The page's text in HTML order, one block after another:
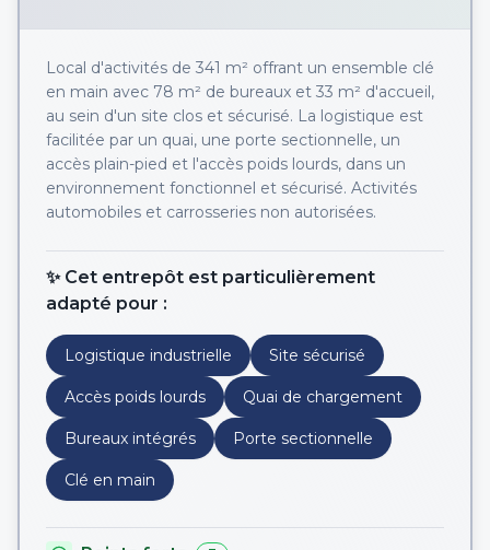
Local d'activités de 341 m² offrant un ensemble clé
en main avec 78 m² de bureaux et 33 m² d'accueil,
au sein d'un site clos et sécurisé. La logistique est
facilitée par un quai, une porte sectionnelle, un
accès plain-pied et l'accès poids lourds, dans un
environnement fonctionnel et sécurisé. Activités
automobiles et carrosseries non autorisées.
✨ Cet entrepôt est particulièrement
adapté pour :
Logistique industrielle Site sécurisé
Accès poids lourds Quai de chargement
Bureaux intégrés Porte sectionnelle
Clé en main